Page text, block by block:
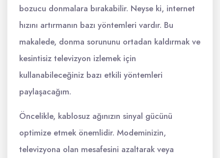
bozucu donmalara bırakabilir. Neyse ki, internet
hızını artırmanın bazı yöntemleri vardır. Bu
makalede, donma sorununu ortadan kaldırmak ve
kesintisiz televizyon izlemek için
kullanabileceğiniz bazı etkili yöntemleri
paylaşacağım.
Öncelikle, kablosuz ağınızın sinyal gücünü
optimize etmek önemlidir. Modeminizin,
televizyona olan mesafesini azaltarak veya